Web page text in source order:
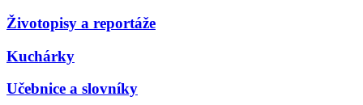
Životopisy a reportáže
Kuchárky
Učebnice a slovníky